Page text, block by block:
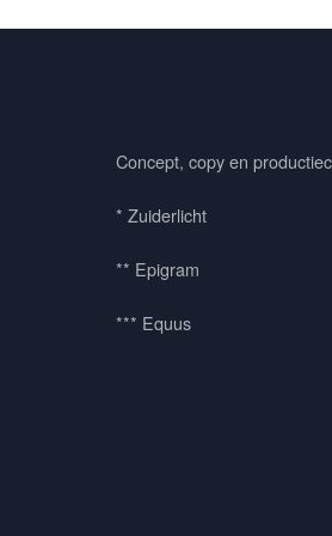
Concept, copy en
* Zuiderlicht
** Epigram
*** Equus